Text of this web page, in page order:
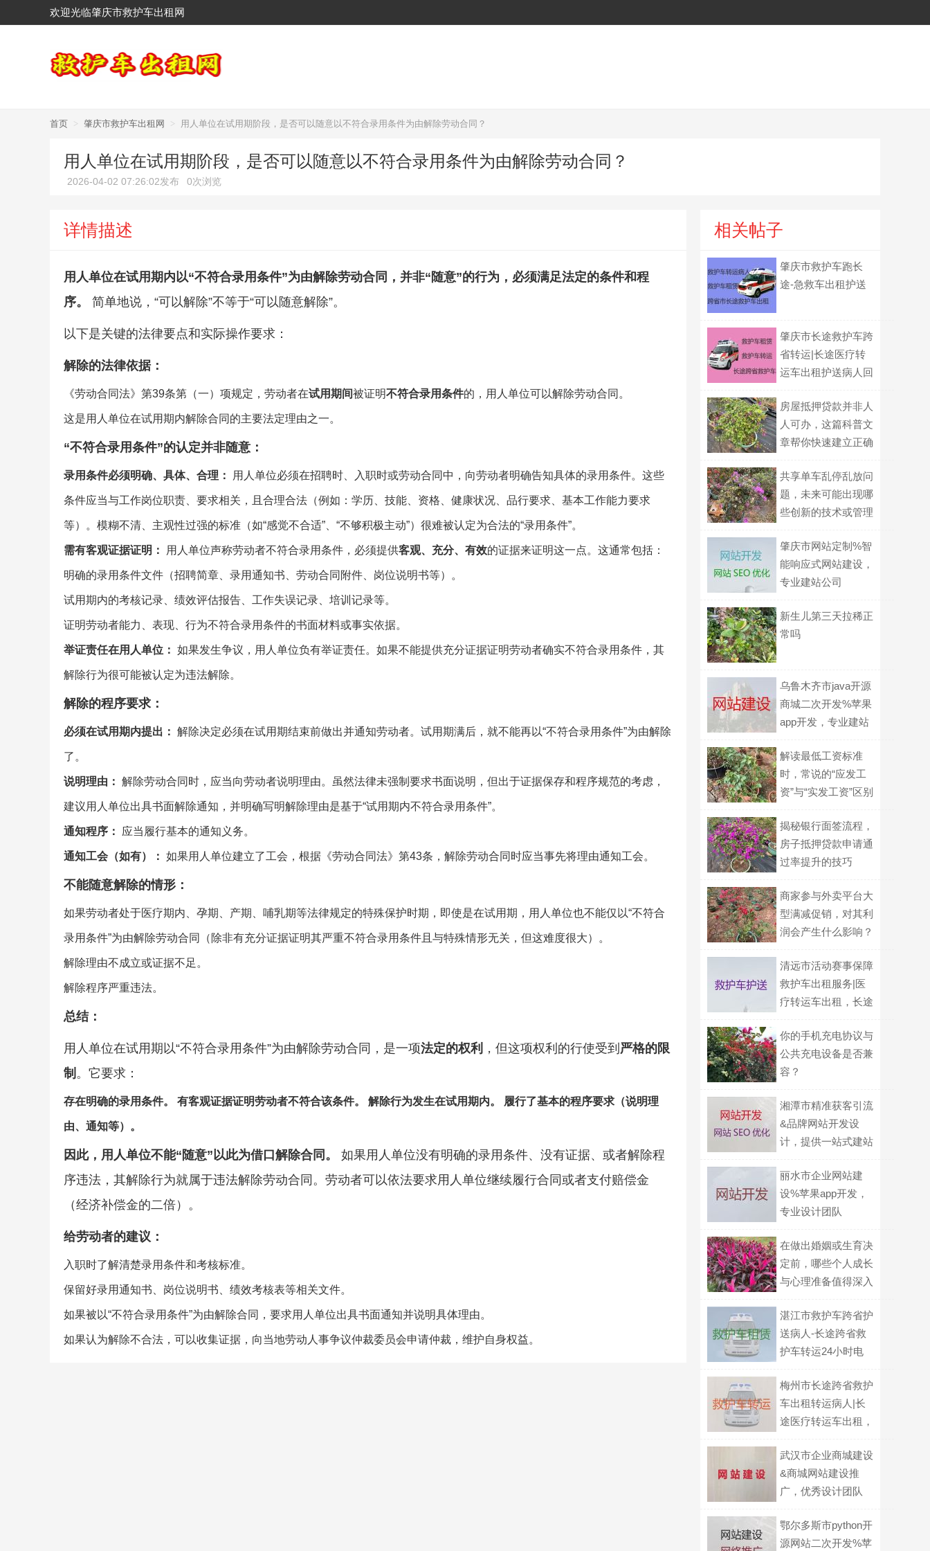
欢迎光临肇庆市救护车出租网
首页 > 肇庆市救护车出租网 > 用人单位在试用期阶段，是否可以随意以不符合录用条件为由解除劳动合同？
用人单位在试用期阶段，是否可以随意以不符合录用条件为由解除劳动合同？
2026-04-02 07:26:02发布 0次浏览
详情描述
用人单位在试用期内以“不符合录用条件”为由解除劳动合同，并非“随意”的行为，必须满足法定的条件和程
序。
简单地说，“可以解除”不等于“可以随意解除”。
以下是关键的法律要点和实际操作要求：
解除的法律依据：
《劳动合同法》第39条第（一）项规定，劳动者在试用期间被证明不符合录用条件的，用人单位可以解除劳动合同。
这是用人单位在试用期内解除合同的主要法定理由之一。
“不符合录用条件”的认定并非随意：
录用条件必须明确、具体、合理： 用人单位必须在招聘时、入职时或劳动合同中，向劳动者明确告知具体的录用条件。这些
条件应当与工作岗位职责、要求相关，且合理合法（例如：学历、技能、资格、健康状况、品行要求、基本工作能力要求
等）。模糊不清、主观性过强的标准（如“感觉不合适”、“不够积极主动”）很难被认定为合法的“录用条件”。
需有客观证据证明： 用人单位声称劳动者不符合录用条件，必须提供客观、充分、有效的证据来证明这一点。这通常包括：
明确的录用条件文件（招聘简章、录用通知书、劳动合同附件、岗位说明书等）。
试用期内的考核记录、绩效评估报告、工作失误记录、培训记录等。
证明劳动者能力、表现、行为不符合录用条件的书面材料或事实依据。
举证责任在用人单位： 如果发生争议，用人单位负有举证责任。如果不能提供充分证据证明劳动者确实不符合录用条件，其
解除行为很可能被认定为违法解除。
解除的程序要求：
必须在试用期内提出： 解除决定必须在试用期结束前做出并通知劳动者。试用期满后，就不能再以“不符合录用条件”为由解除
了。
说明理由： 解除劳动合同时，应当向劳动者说明理由。虽然法律未强制要求书面说明，但出于证据保存和程序规范的考虑，
建议用人单位出具书面解除通知，并明确写明解除理由是基于“试用期内不符合录用条件”。
通知程序： 应当履行基本的通知义务。
通知工会（如有）： 如果用人单位建立了工会，根据《劳动合同法》第43条，解除劳动合同时应当事先将理由通知工会。
不能随意解除的情形：
如果劳动者处于医疗期内、孕期、产期、哺乳期等法律规定的特殊保护时期，即使是在试用期，用人单位也不能仅以“不符合
录用条件”为由解除劳动合同（除非有充分证据证明其严重不符合录用条件且与特殊情形无关，但这难度很大）。
解除理由不成立或证据不足。
解除程序严重违法。
总结：
用人单位在试用期以“不符合录用条件”为由解除劳动合同，是一项法定的权利 ，但这项权利的行使受到 严格的限
制 。它要求：
存在明确的录用条件。 有客观证据证明劳动者不符合该条件。 解除行为发生在试用期内。 履行了基本的程序要求（说明理
由、通知等）。
因此，用人单位不能“随意”以此为借口解除合同。
如果用人单位没有明确的录用条件、没有证据、或者解除程
序违法，其解除行为就属于违法解除劳动合同。劳动者可以依法要求用人单位继续履行合同或者支付赔偿金
（经济补偿金的二倍）。
给劳动者的建议：
入职时了解清楚录用条件和考核标准。
保留好录用通知书、岗位说明书、绩效考核表等相关文件。
如果被以“不符合录用条件”为由解除合同，要求用人单位出具书面通知并说明具体理由。
如果认为解除不合法，可以收集证据，向当地劳动人事争议仲裁委员会申请仲裁，维护自身权益。
相关帖子
肇庆市救护车跑长
途-急救车出租护送
肇庆市长途救护车跨
省转运|长途医疗转
运车出租护送病人回
房屋抵押贷款并非人
人可办，这篇科普文
章帮你快速建立正确
共享单车乱停乱放问
题，未来可能出现哪
些创新的技术或管理
肇庆市网站定制%智
能响应式网站建设，
专业建站公司
新生儿第三天拉稀正
常吗
乌鲁木齐市java开源
商城二次开发%苹果
app开发，专业建站
解读最低工资标准
时，常说的“应发工
资”与“实发工资”区别
揭秘银行面签流程，
房子抵押贷款申请通
过率提升的技巧
商家参与外卖平台大
型满减促销，对其利
润会产生什么影响？
清远市活动赛事保障
救护车出租服务|医
疗转运车出租，长途
你的手机充电协议与
公共充电设备是否兼
容？
湘潭市精准获客引流
&品牌网站开发设
计，提供一站式建站
丽水市企业网站建
设%苹果app开发，
专业设计团队
在做出婚姻或生育决
定前，哪些个人成长
与心理准备值得深入
湛江市救护车跨省护
送病人-长途跨省救
护车转运24小时电
梅州市长途跨省救护
车出租转运病人|长
途医疗转运车出租，
武汉市企业商城建设
&商城网站建设推
广，优秀设计团队
鄂尔多斯市python开
源网站二次开发%苹